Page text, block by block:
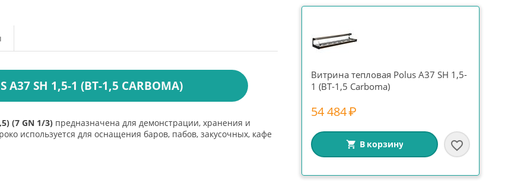
Витрина тепловая Polus A37 SH 1,5-
1 (ВТ-1,5 Carboma)
54 484₽
В корзину
SH 1,5-1 (ВТ-1,5 CARBOMA)
(7 GN 1/3) предназначена для демонстрации, хранения и
используется для оснащения баров, пабов, закусочных, кафе